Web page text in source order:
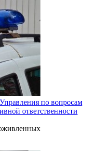
по вопросам
ответственности